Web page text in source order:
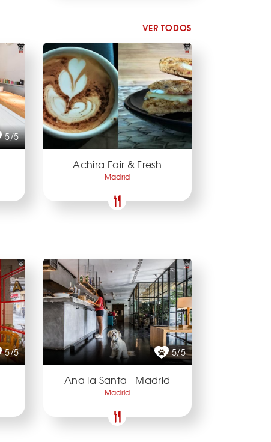
VER TODOS
5/5
Achira Fair & Fresh
Madrid
5/5 5/5
Ana la Santa - Madrid
Madrid